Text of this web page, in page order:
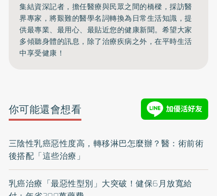
集結資深記者，擔任醫療與民眾之間的橋樑，採訪醫
界專家，將艱難的醫學名詞轉換為日常生活知識，提
供最專業、最用心、最貼近您的健康新聞。希望大家
多傾聽身體的訊息，除了治療疾病之外，在平時生活
中享受健康！
你可能還會想看
三陰性乳癌惡性度高，轉移淋巴怎麼辦？醫：術前術
後搭配「這些治療」
乳癌治療「最惡性型別」大突破！健保6月放寬給